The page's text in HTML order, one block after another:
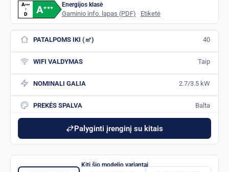
A+++
↑
D A+++ Energijos klasė
Gaminio info. lapas (PDF) · Etiketė
PATALPOMS IKI (㎡) 40
WIFI VALDYMAS Taip
NOMINALI GALIA 2.7/3.5 kW
PREKĖS SPALVA Balta
Palyginti įrenginį su kitais